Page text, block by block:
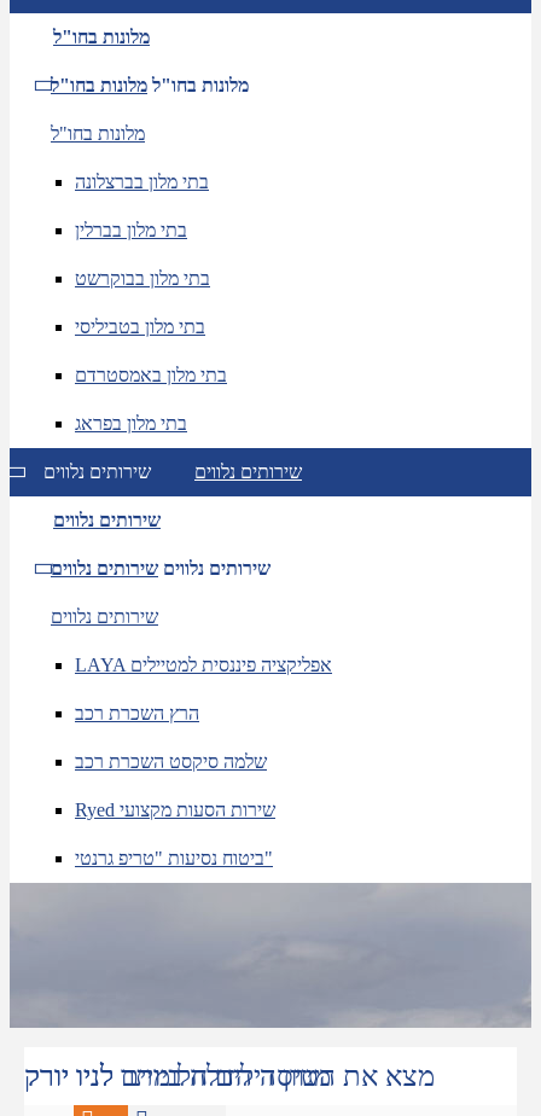
מלונות בחו"ל
מלונות בחו"ל מלונות בחו"ל
מלונות בחו"ל
בתי מלון בברצלונה
בתי מלון בברלין
בתי מלון בבוקרשט
בתי מלון בטביליסי
בתי מלון באמסטרדם
בתי מלון בפראג
שירותים נלווים שירותים נלווים
שירותים נלווים
שירותים נלווים שירותים נלווים
שירותים נלווים
LAYA אפליקציה פיננסית למטיילים
הרץ השכרת רכב
שלמה סיקסט השכרת רכב
Ryed שירות הסעות מקצועי
ביטוח נסיעות "טריפ גרנטי"
מצא את הטיסה הזולה ביותר לניו יורק
מגוון דילים חלומיים לניו יורק